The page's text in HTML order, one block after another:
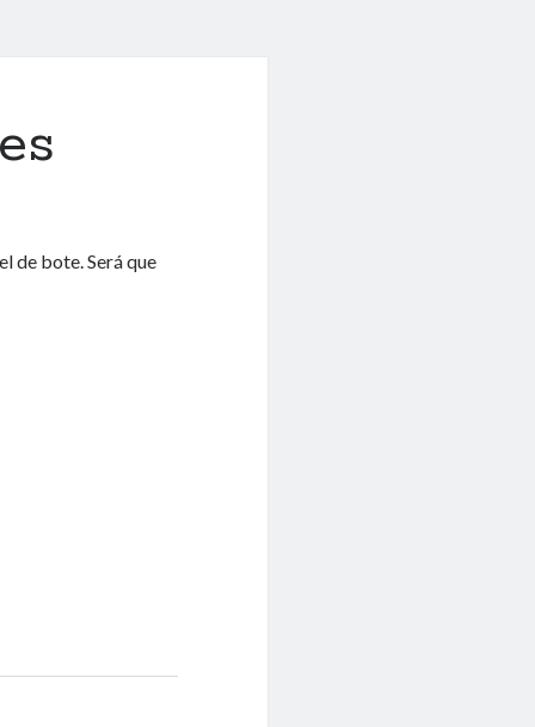
de bote. Será que